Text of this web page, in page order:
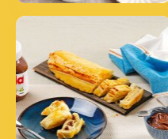
Ovocná roláda s nátierkou